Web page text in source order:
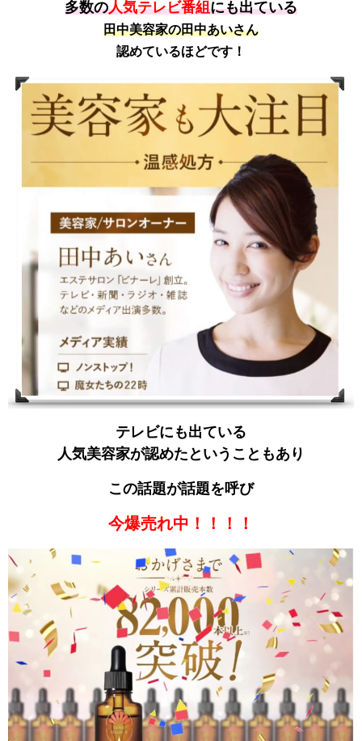
多数の人気テレビ番組にも出ている
田中美容家の田中あいさん
認めているほどです！
テレビにも出ている
人気美容家が認めたということもあり
この話題が話題を呼び
今爆売れ中！！！！